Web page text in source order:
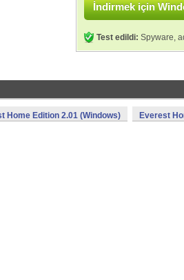
İndirmek için
Test edildi: Spyware,
Home Edition 2.01 (Windows) Everest